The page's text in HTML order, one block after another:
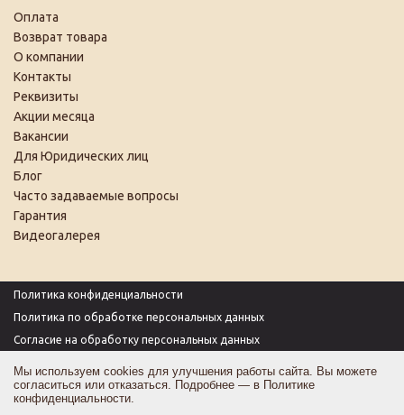
Оплата
Возврат товара
О компании
Контакты
Реквизиты
Акции месяца
Вакансии
Для Юридических лиц
Блог
Часто задаваемые вопросы
Гарантия
Видеогалерея
Политика конфиденциальности
Политика по обработке персональных данных
Согласие на обработку персональных данных
Согласие на получение рекламы
Оферта
Мы используем cookies для улучшения работы сайта. Вы можете
согласиться или отказаться. Подробнее — в Политике
конфиденциальности.